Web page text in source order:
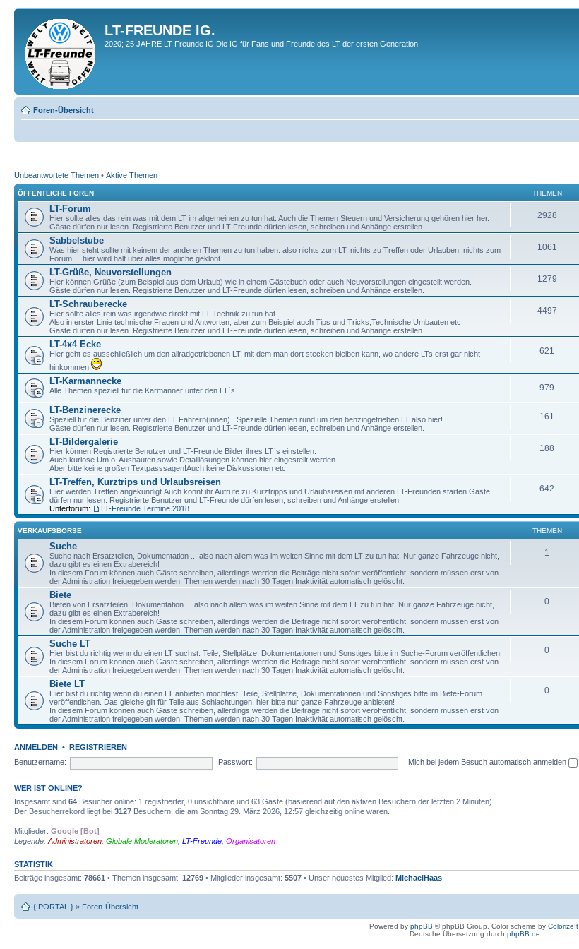
LT-FREUNDE IG.
2020; 25 JAHRE LT-Freunde IG.Die IG für Fans und Freunde des LT der ersten Generation.
Foren-Übersicht
Unbeantwortete Themen • Aktive Themen
ÖFFENTLICHE FOREN THEMEN
LT-Forum
Hier sollte alles das rein was mit dem LT im allgemeinen zu tun hat. Auch die Themen Steuern und Versicherung gehören hier her.
Gäste dürfen nur lesen. Registrierte Benutzer und LT-Freunde dürfen lesen, schreiben und Anhänge erstellen.
2928
Sabbelstube
Was hier steht sollte mit keinem der anderen Themen zu tun haben: also nichts zum LT, nichts zu Treffen oder Urlauben, nichts zum
Forum ... hier wird halt über alles mögliche geklönt.
1061
LT-Grüße, Neuvorstellungen
Hier können Grüße (zum Beispiel aus dem Urlaub) wie in einem Gästebuch oder auch Neuvorstellungen eingestellt werden.
Gäste dürfen nur lesen. Registrierte Benutzer und LT-Freunde dürfen lesen, schreiben und Anhänge erstellen.
1279
LT-Schrauberecke
Hier sollte alles rein was irgendwie direkt mit LT-Technik zu tun hat.
Also in erster Linie technische Fragen und Antworten, aber zum Beispiel auch Tips und Tricks,Technische Umbauten etc.
Gäste dürfen nur lesen. Registrierte Benutzer und LT-Freunde dürfen lesen, schreiben und Anhänge erstellen.
4497
LT-4x4 Ecke
Hier geht es ausschließlich um den allradgetriebenen LT, mit dem man dort stecken bleiben kann, wo andere LTs erst gar nicht
hinkommen
621
LT-Karmannecke
Alle Themen speziell für die Karmänner unter den LT´s. 979
LT-Benzinerecke
Speziell für die Benziner unter den LT Fahrern(innen) . Spezielle Themen rund um den benzingetrieben LT also hier!
Gäste dürfen nur lesen. Registrierte Benutzer und LT-Freunde dürfen lesen, schreiben und Anhänge erstellen.
161
LT-Bildergalerie
Hier können Registrierte Benutzer und LT-Freunde Bilder ihres LT`s einstellen.
Auch kuriose Um o. Ausbauten sowie Detaillösungen können hier eingestellt werden.
Aber bitte keine großen Textpasssagen!Auch keine Diskussionen etc.
188
LT-Treffen, Kurztrips und Urlaubsreisen
Hier werden Treffen angekündigt.Auch könnt ihr Aufrufe zu Kurztripps und Urlaubsreisen mit anderen LT-Freunden starten.Gäste
dürfen nur lesen. Registrierte Benutzer und LT-Freunde dürfen lesen, schreiben und Anhänge erstellen.
Unterforum:
LT-Freunde Termine 2018
642
VERKAUFSBÖRSE THEMEN
Suche
Suche nach Ersatzteilen, Dokumentation ... also nach allem was im weiten Sinne mit dem LT zu tun hat. Nur ganze Fahrzeuge nicht,
dazu gibt es einen Extrabereich!
In diesem Forum können auch Gäste schreiben, allerdings werden die Beiträge nicht sofort veröffentlicht, sondern müssen erst von
der Administration freigegeben werden. Themen werden nach 30 Tagen Inaktivität automatisch gelöscht.
1
Biete
Bieten von Ersatzteilen, Dokumentation ... also nach allem was im weiten Sinne mit dem LT zu tun hat. Nur ganze Fahrzeuge nicht,
dazu gibt es einen Extrabereich!
In diesem Forum können auch Gäste schreiben, allerdings werden die Beiträge nicht sofort veröffentlicht, sondern müssen erst von
der Administration freigegeben werden. Themen werden nach 30 Tagen Inaktivität automatisch gelöscht.
0
Suche LT
Hier bist du richtig wenn du einen LT suchst. Teile, Stellplätze, Dokumentationen und Sonstiges bitte im Suche-Forum veröffentlichen.
In diesem Forum können auch Gäste schreiben, allerdings werden die Beiträge nicht sofort veröffentlicht, sondern müssen erst von
der Administration freigegeben werden. Themen werden nach 30 Tagen Inaktivität automatisch gelöscht.
0
Biete LT
Hier bist du richtig wenn du einen LT anbieten möchtest. Teile, Stellplätze, Dokumentationen und Sonstiges bitte im Biete-Forum
veröffentlichen. Das gleiche gilt für Teile aus Schlachtungen, hier bitte nur ganze Fahrzeuge anbieten!
In diesem Forum können auch Gäste schreiben, allerdings werden die Beiträge nicht sofort veröffentlicht, sondern müssen erst von
der Administration freigegeben werden. Themen werden nach 30 Tagen Inaktivität automatisch gelöscht.
0
ANMELDEN • REGISTRIEREN
Benutzername:
Passwort: Mich bei jedem Besuch automatisch anmelden
WER IST ONLINE?
Insgesamt sind 64 Besucher online: 1 registrierter, 0 unsichtbare und 63 Gäste (basierend auf den aktiven Besuchern der letzten 2 Minuten)
Der Besucherrekord liegt bei 3127 Besuchern, die am Sonntag 29. März 2026, 12:57 gleichzeitig online waren.
Mitglieder: Google [Bot]
Legende: Administratoren Globale Moderatoren LT-Freunde Organisatoren
STATISTIK
Beiträge insgesamt: 78661 • Themen insgesamt: 12769 • Mitglieder insgesamt: 5507 • Unser neuestes Mitglied: MichaelHaas
{ PORTAL } » Foren-Übersicht
Powered by phpBB © phpBB Group. Color scheme by ColorizeIt.
Deutsche Übersetzung durch phpBB.de